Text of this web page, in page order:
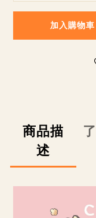
加入購物車
商品描
述